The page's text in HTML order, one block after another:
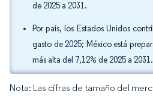
de 2025 a 2031.
Por país, los Estados Unidos
gasto de 2025; México está
más alta del 7,12% de 2025 a 2031.
Nota: Las cifras de tamaño del